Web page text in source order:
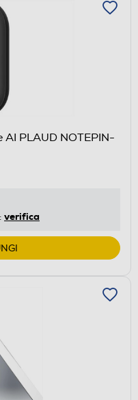
PLAUD NOTEPIN-
verifica